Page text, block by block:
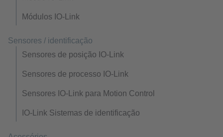
Módulos IO-Link
Sensores / identificação
Sensores de posição IO-Link
Sensores de processo IO-Link
Sensores IO-Link para Motion Control
IO-Link Sistemas de identificação